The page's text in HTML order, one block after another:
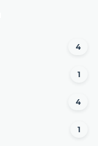
4
1
4
1